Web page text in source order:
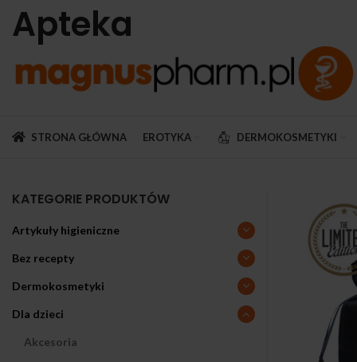
Apteka
STRONA GŁÓWNA EROTYKA DERMOKOSMETYKI
KATEGORIE PRODUKTÓW
Artykuły higieniczne
Bez recepty
Dermokosmetyki
Dla dzieci
Akcesoria